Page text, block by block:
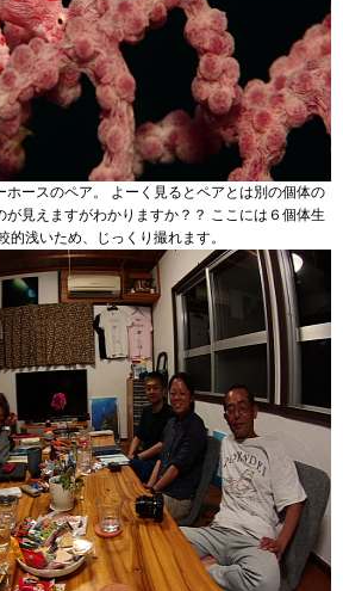
ホースのペア。 よーく見るとペアとは別の個体の
が見えますがわかりますか？？ ここには６個体生
的浅いため、じっくり撮れます。